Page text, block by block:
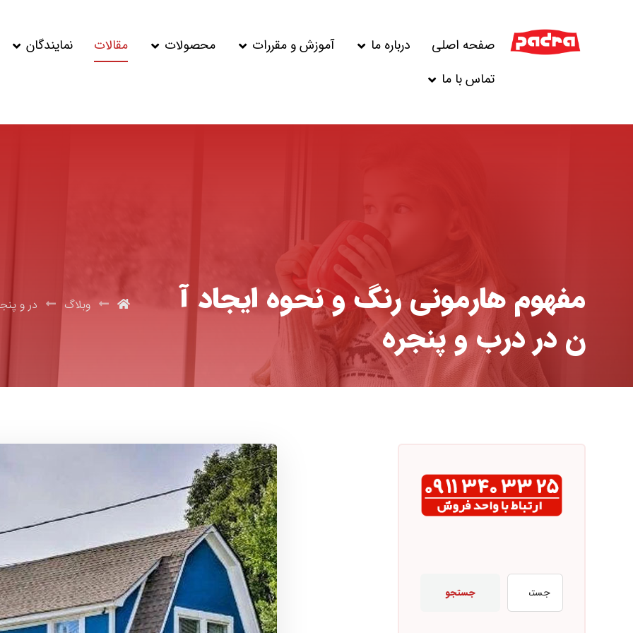
صفحه اصلی درباره ما آموزش و مقررات محصولات مقالات
نمایندگان
تماس با ما
مفهوم هارمونی رنگ و نحوه ایجاد آ
ن در درب و پنجره
وبلاگ در و
جستجو